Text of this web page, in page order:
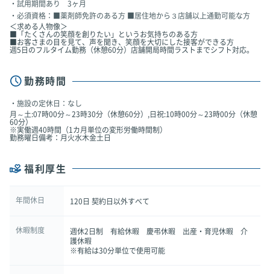
試用期間あり 3ヶ月
必須資格：■薬剤師免許のある方 ■居住地から３店舗以上通勤可能な方
＜求める人物像＞
■「たくさんの笑顔を創りたい」というお気持ちのある方
■お客さまの目を見て、声を聞き、笑顔を大切にした接客ができる方
週5日のフルタイム勤務（休憩60分）店舗開局時間ラストまでシフト対応。
勤務時間
施設の定休日：なし
月～土:07時00分～23時30分（休憩60分）,日祝:10時00分～23時00分（休憩
60分）
※実働週40時間（1カ月単位の変形労働時間制）
勤務曜日備考：月火水木金土日
福利厚生
年間休日 120日 契約日以外すべて
休暇制度
週休2日制 有給休暇 慶弔休暇 出産・育児休暇 介
護休暇
※有給は30分単位で使用可能